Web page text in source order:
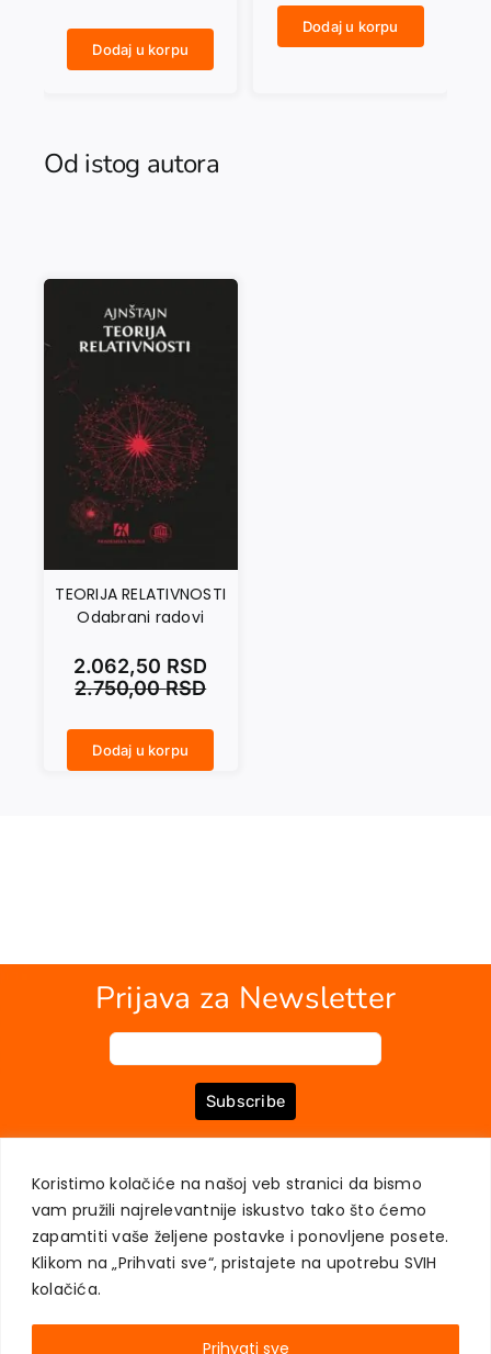
Koristimo kolačiće na našoj veb stranici da bismo
vam pružili najrelevantnije iskustvo tako što ćemo
zapamtiti vaše željene postavke i ponovljene posete.
Klikom na „Prihvati sve“, pristajete na upotrebu SVIH
kolačića.
Prihvati sve
Dodaj u korpu
Dodaj u korpu
Od istog autora
TEORIJA RELATIVNOSTI
Odabrani radovi
2.750,00RSD
2.062,50 RSD
Dodaj u korpu
Prijava za Newsletter
Subscribe
MOJ NALOG
ZAŠTITA PRIVATNOSTI KORISNIKA